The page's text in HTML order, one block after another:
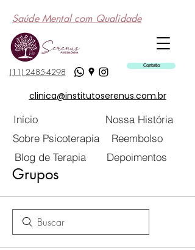
Saúde Mental com Qualidade
(11) 2485-4298
Contato
clinica@institutoserenus.com.br
Início
Sobre Psicoterapia
Blog de Terapia
Nossa História
Reembolso
Depoimentos
Grupos